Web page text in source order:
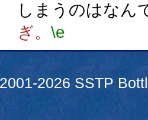
しまうのはなん
ぎ。 \e
2026 SSTP